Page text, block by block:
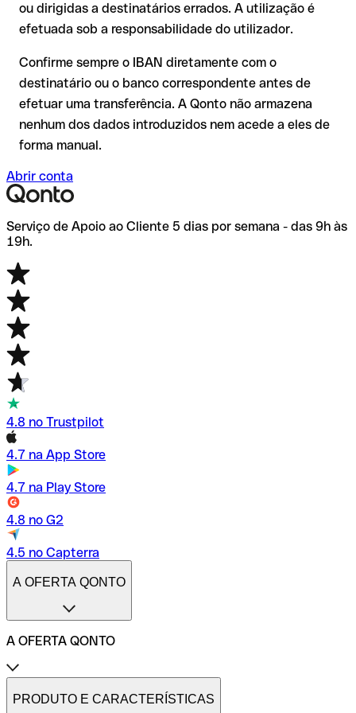
transferência com o nosso IBAN Checker gratuito e, em caso
de dúvida, confirme-o diretamente com o destinatário. Esta
precaução é especialmente importante com montantes
elevados ou em novas relações comerciais.
ou dirigidas a destinatários errados. A utilização é
efetuada sob a responsabilidade do utilizador.
Confirme sempre o IBAN diretamente com o
destinatário ou o banco correspondente antes de
efetuar uma transferência. A Qonto não armazena
nenhum dos dados introduzidos nem acede a eles de
forma manual.
Abrir conta
Serviço de Apoio ao Cliente 5 dias por semana - das 9h às
19h.
4.8 no Trustpilot
4.7 na App Store
4.7 na Play Store
4.8 no G2
4.5 no Capterra
A OFERTA QONTO
A OFERTA QONTO
Conta profissional online
PRODUTO E CARACTERÍSTICAS